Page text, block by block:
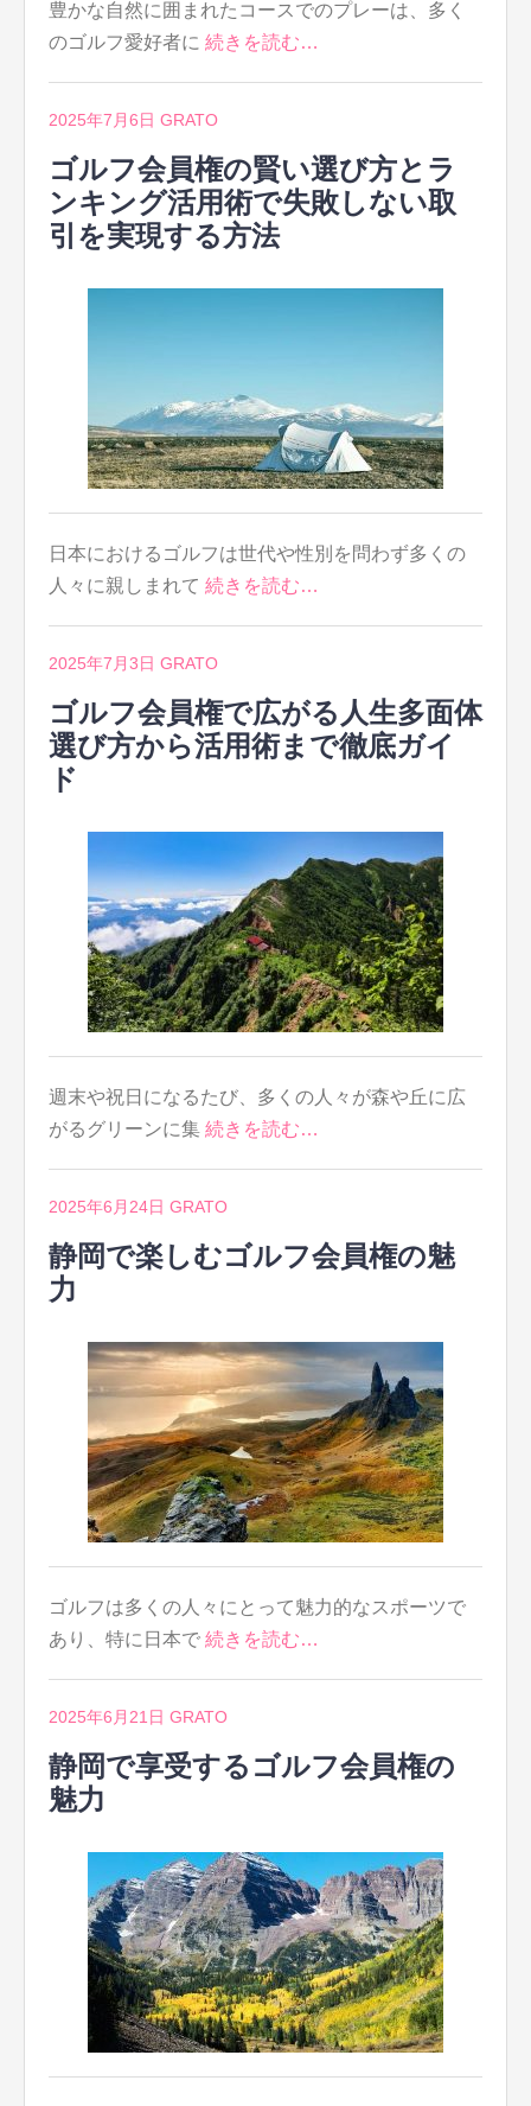
豊かな自然に囲まれたコースでのプレーは、多く
のゴルフ愛好者に 続きを読む…
2025年7月6日 GRATO
ゴルフ会員権の賢い選び方とラ
ンキング活用術で失敗しない取
引を実現する方法
日本におけるゴルフは世代や性別を問わず多くの
人々に親しまれて 続きを読む…
2025年7月3日 GRATO
ゴルフ会員権で広がる人生多面体
選び方から活用術まで徹底ガイ
ド
週末や祝日になるたび、多くの人々が森や丘に広
がるグリーンに集 続きを読む…
2025年6月24日 GRATO
静岡で楽しむゴルフ会員権の魅
力
ゴルフは多くの人々にとって魅力的なスポーツで
あり、特に日本で 続きを読む…
2025年6月21日 GRATO
静岡で享受するゴルフ会員権の
魅力